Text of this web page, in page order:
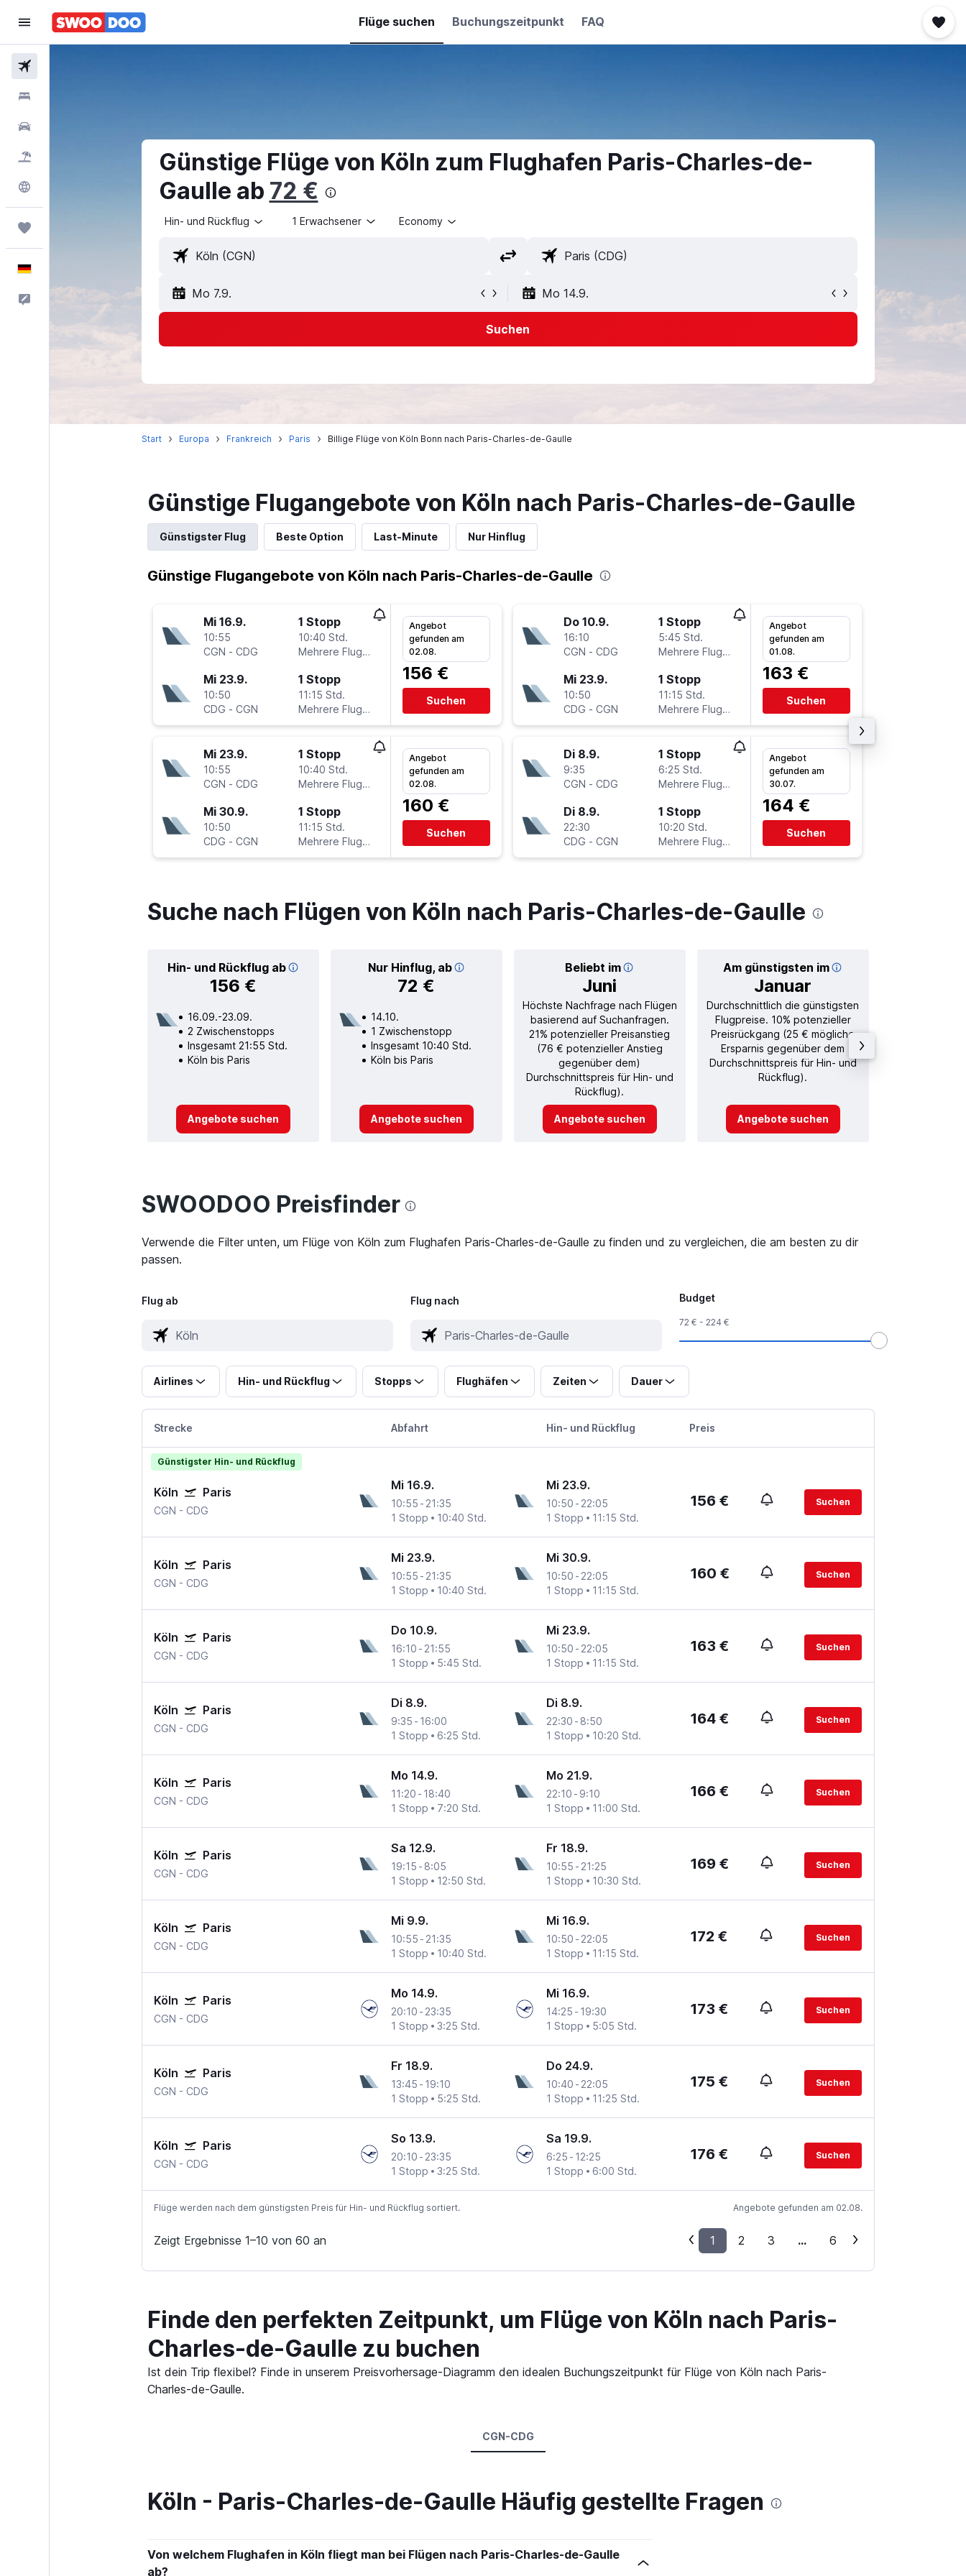
Flüge suchen Buchungszeitpunkt FAQ
Günstige Flüge von Köln zum Flughafen Paris-Charles-de-
Gaulle ab 72 €
Hin- und Rückflug 1 Erwachsener Economy
Mo 7.9. Mo 14.9.
Suchen
Start Europa Frankreich Paris Billige Flüge von Köln Bonn nach Paris-Charles-de-Gaulle
Günstige Flugangebote von Köln nach Paris-Charles-de-Gaulle
Günstigster Flug Beste Option Last-Minute Nur Hinflug
Günstige Flugangebote von Köln nach Paris-Charles-de-Gaulle
Mi 16.9.
10:55
CGN - CDG
1 Stopp
10:40 Std.
Mehrere Fluglinien
Mi 23.9.
10:50
CDG - CGN
1 Stopp
11:15 Std.
Mehrere Fluglinien
Angebot
gefunden am
02.08.
156 €
Suchen
Mi 23.9.
10:55
CGN - CDG
1 Stopp
10:40 Std.
Mehrere Fluglinien
Mi 30.9.
10:50
CDG - CGN
1 Stopp
11:15 Std.
Mehrere Fluglinien
Angebot
gefunden am
02.08.
160 €
Suchen
Do 10.9.
16:10
CGN - CDG
1 Stopp
5:45 Std.
Mehrere Fluglinien
Mi 23.9.
10:50
CDG - CGN
1 Stopp
11:15 Std.
Mehrere Fluglinien
Angebot
gefunden am
01.08.
163 €
Suchen
Di 8.9.
9:35
CGN - CDG
1 Stopp
6:25 Std.
Mehrere Fluglinien
Di 8.9.
22:30
CDG - CGN
1 Stopp
10:20 Std.
Mehrere Fluglinien
Angebot
gefunden am
30.07.
164 €
Suchen
Suche nach Flügen von Köln nach Paris-Charles-de-Gaulle
Hin- und Rückflug ab
156 €
Nur Hinflug, ab
72 €
Beliebt im
Juni
Am günstigsten im
Januar
16.09.-23.09.
2 Zwischenstopps
Insgesamt 21:55 Std.
Köln bis Paris
Angebote suchen
14.10.
1 Zwischenstopp
Insgesamt 10:40 Std.
Köln bis Paris
Angebote suchen
Höchste Nachfrage nach Flügen
basierend auf Suchanfragen.
21% potenzieller Preisanstieg
(76 € potenzieller Anstieg
gegenüber dem)
Durchschnittspreis für Hin- und
Rückflug).
Angebote suchen
Durchschnittlich die günstigsten
Flugpreise. 10% potenzieller
Preisrückgang (25 € mögliche
Ersparnis gegenüber dem
Durchschnittspreis für Hin- und
Rückflug).
Angebote suchen
SWOODOO Preisfinder
Verwende die Filter unten, um Flüge von Köln zum Flughafen Paris-Charles-de-Gaulle zu finden und zu vergleichen, die am besten zu dir
passen.
Flug ab Flug nach Budget
72 € - 224 €
Airlines Hin- und Rückflug Stopps Flughäfen Zeiten Dauer
Strecke Abfahrt Hin- und Rückflug Preis
Günstigster Hin- und Rückflug
Köln Paris
CGN - CDG
Mi 16.9.
10:55 - 21:35
1 Stopp
10:40 Std.
Mi 23.9.
10:50 - 22:05
1 Stopp
11:15 Std.
156 € Suchen
Köln Paris
CGN - CDG
Mi 23.9.
10:55 - 21:35
1 Stopp
10:40 Std.
Mi 30.9.
10:50 - 22:05
1 Stopp
11:15 Std.
160 € Suchen
Köln Paris
CGN - CDG
Do 10.9.
16:10 - 21:55
1 Stopp
5:45 Std.
Mi 23.9.
10:50 - 22:05
1 Stopp
11:15 Std.
163 € Suchen
Köln Paris
CGN - CDG
Di 8.9.
9:35 - 16:00
1 Stopp
6:25 Std.
Di 8.9.
22:30 - 8:50
1 Stopp
10:20 Std.
164 € Suchen
Köln Paris
CGN - CDG
Mo 14.9.
11:20 - 18:40
1 Stopp
7:20 Std.
Mo 21.9.
22:10 - 9:10
1 Stopp
11:00 Std.
166 € Suchen
Köln Paris
CGN - CDG
Sa 12.9.
19:15 - 8:05
1 Stopp
12:50 Std.
Fr 18.9.
10:55 - 21:25
1 Stopp
10:30 Std.
169 € Suchen
Köln Paris
CGN - CDG
Mi 9.9.
10:55 - 21:35
1 Stopp
10:40 Std.
Mi 16.9.
10:50 - 22:05
1 Stopp
11:15 Std.
172 € Suchen
Köln Paris
CGN - CDG
Mo 14.9.
20:10 - 23:35
1 Stopp
3:25 Std.
Mi 16.9.
14:25 - 19:30
1 Stopp
5:05 Std.
173 € Suchen
Köln Paris
CGN - CDG
Fr 18.9.
13:45 - 19:10
1 Stopp
5:25 Std.
Do 24.9.
10:40 - 22:05
1 Stopp
11:25 Std.
175 € Suchen
Köln Paris
CGN - CDG
So 13.9.
20:10 - 23:35
1 Stopp
3:25 Std.
Sa 19.9.
6:25 - 12:25
1 Stopp
6:00 Std.
176 € Suchen
Flüge werden nach dem günstigsten Preis für Hin- und Rückflug sortiert. Angebote gefunden am 02.08.
Zeigt Ergebnisse 1–10 von 60 an 1 2 3 ... 6
Finde den perfekten Zeitpunkt, um Flüge von Köln nach Paris-
Charles-de-Gaulle zu buchen
Ist dein Trip flexibel? Finde in unserem Preisvorhersage-Diagramm den idealen Buchungszeitpunkt für Flüge von Köln nach Paris-
Charles-de-Gaulle.
CGN-CDG
Köln - Paris-Charles-de-Gaulle Häufig gestellte Fragen
Von welchem Flughafen in Köln fliegt man bei Flügen nach Paris-Charles-de-Gaulle
ab?